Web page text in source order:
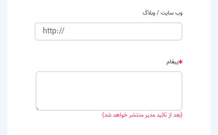
وب سایت / وبلاگ
پیغام
(بعد از تائید مدیر منتشر خواهد شد)